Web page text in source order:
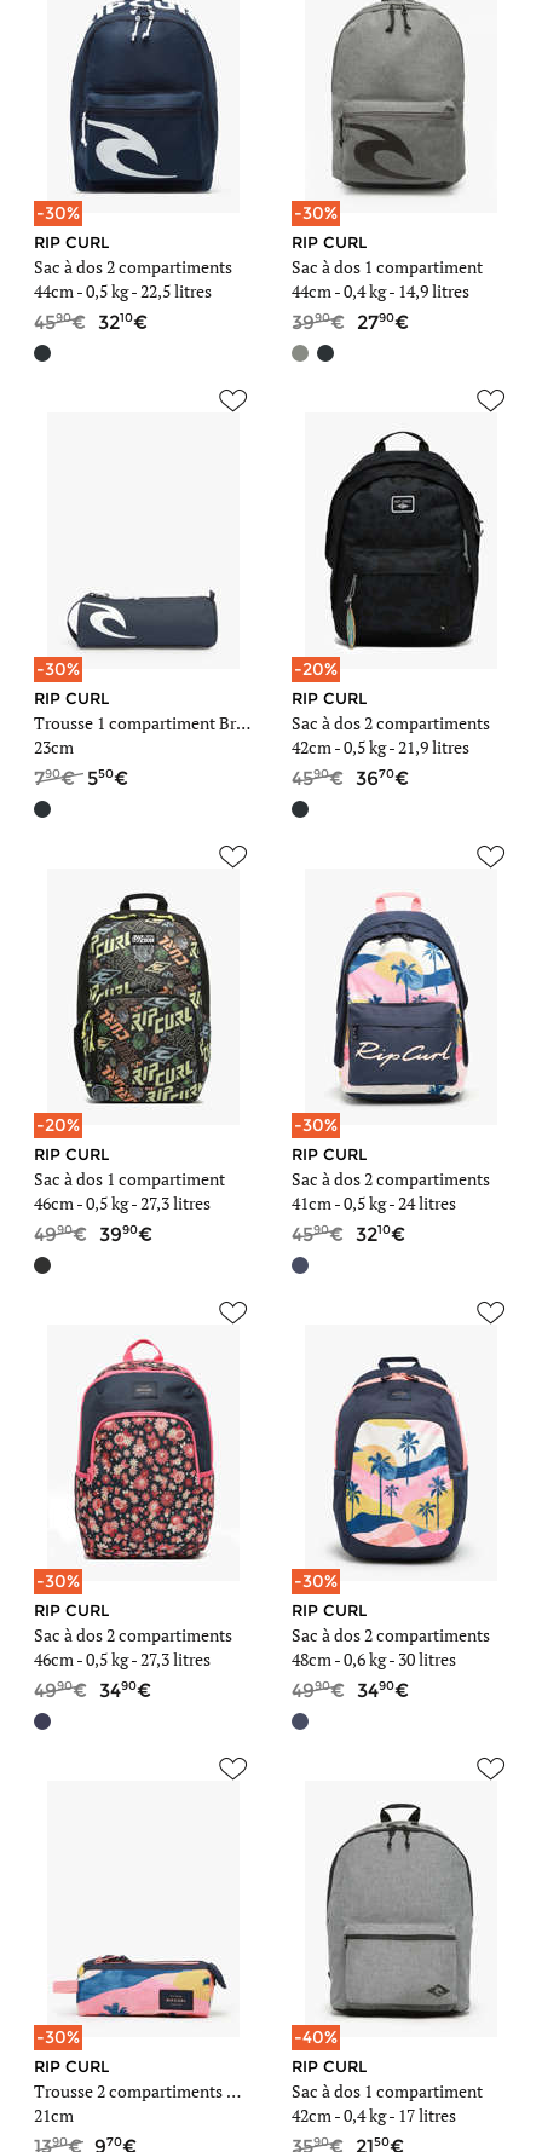
-30%
RIP CURL
Sac à dos 2 compartiments
44cm -0,5 kg- 22,5 litres
4590 3210
-30%
RIP CURL
Sac à dos 1 compartiment
44cm -0,4 kg- 14,9 litres
3990 2790
-30%
RIP CURL
Trousse 1 compartiment Brand
23cm
790 550
-20%
RIP CURL
Sac à dos 2 compartiments
42cm -0,5 kg- 21,9 litres
4590 3670
-20%
RIP CURL
Sac à dos 1 compartiment
46cm -0,5 kg- 27,3 litres
4990 3990
-30%
RIP CURL
Sac à dos 2 compartiments
41cm -0,5 kg- 24 litres
4590 3210
-30%
RIP CURL
Sac à dos 2 compartiments
46cm -0,5 kg- 27,3 litres
4990 3490
-30%
RIP CURL
Sac à dos 2 compartiments
48cm -0,6 kg- 30 litres
4990 3490
-30%
RIP CURL
Trousse 2 compartiments Mixed
21cm
1390 970
-40%
RIP CURL
Sac à dos 1 compartiment
42cm -0,4 kg- 17 litres
3590 2150